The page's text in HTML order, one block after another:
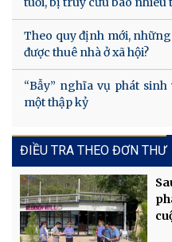
Theo quy định mới,
được thuê nhà ở xã hội?
“Bẫy” nghĩa vụ phát
một thập kỷ
ĐIỀU TRA THEO ĐƠN THƯ